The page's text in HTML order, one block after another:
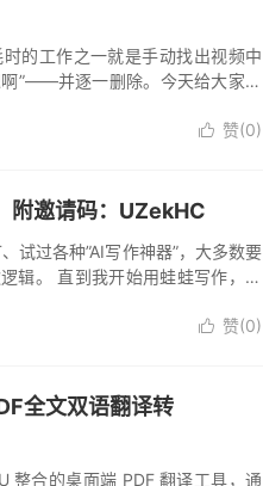
的工作之一就是手动找出视频中
”——并逐一删除。今天给大家介
 赞(0)
附邀请码：UZekHC
试过各种”AI写作神器”，大多数要
辑。 直到我开始用蛙蛙写作，才
 赞(0)
全文双语翻译转
整合的桌面端 PDF 翻译工具，通